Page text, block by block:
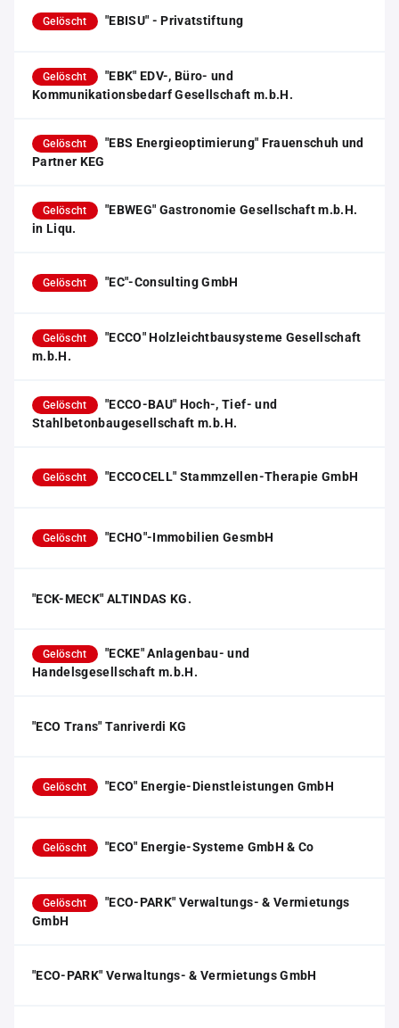
Gelöscht "EBISU" - Privatstiftung
Gelöscht
"EBK" EDV-, Büro- und
Kommunikationsbedarf Gesellschaft m.b.H.
Gelöscht
"EBS Energieoptimierung" Frauenschuh und
Partner KEG
Gelöscht
"EBWEG" Gastronomie Gesellschaft m.b.H.
in Liqu.
Gelöscht "EC"-Consulting GmbH
Gelöscht
"ECCO" Holzleichtbausysteme Gesellschaft
m.b.H.
Gelöscht
"ECCO-BAU" Hoch-, Tief- und
Stahlbetonbaugesellschaft m.b.H.
Gelöscht "ECCOCELL" Stammzellen-Therapie GmbH
Gelöscht "ECHO"-Immobilien GesmbH
"ECK-MECK" ALTINDAS KG.
Gelöscht
"ECKE" Anlagenbau- und
Handelsgesellschaft m.b.H.
"ECO Trans" Tanriverdi KG
Gelöscht "ECO" Energie-Dienstleistungen GmbH
Gelöscht "ECO" Energie-Systeme GmbH & Co
Gelöscht
"ECO-PARK" Verwaltungs- & Vermietungs
GmbH
"ECO-PARK" Verwaltungs- & Vermietungs GmbH